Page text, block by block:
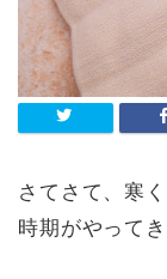
さてさて、寒
時期がやって